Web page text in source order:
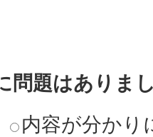
問題はありま
内容が分かり